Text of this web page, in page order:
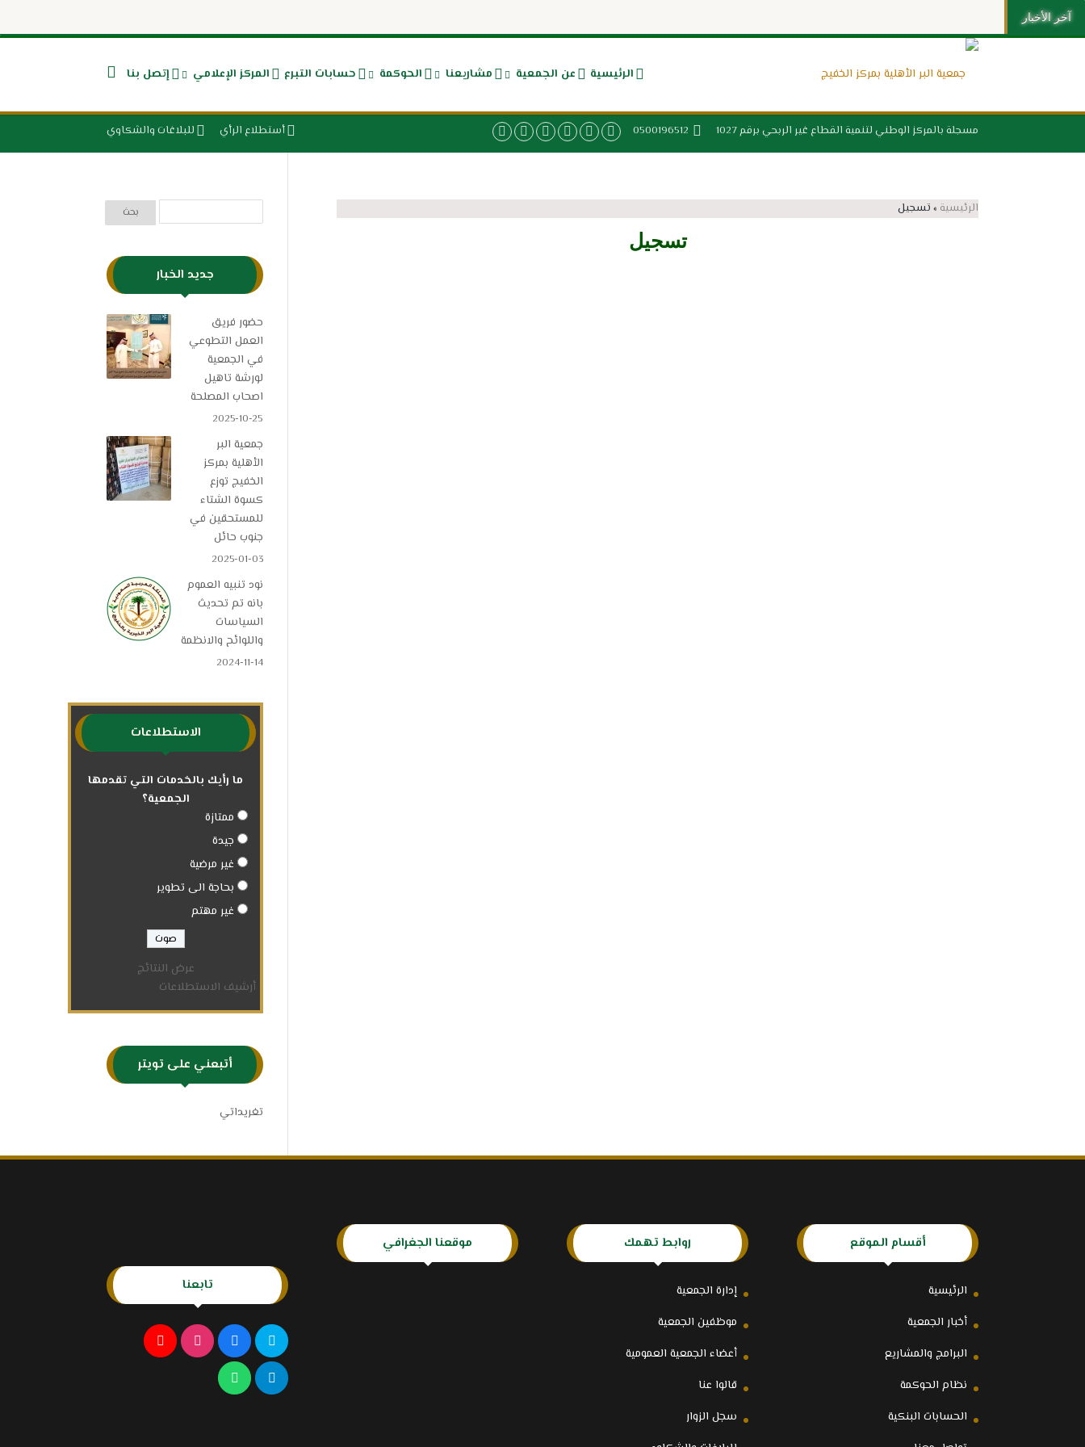
آخر الأخبار
الرئيسية عن الجمعية مشاريعنا الحوكمة حسابات التبرع المركز الإعلامي إتصل بنا
مسجلة بالمركز الوطني لتنمية القطاع غير الربحي برقم 1027 0500196512 أستطلاع الرأي للبلاغات والشكاوي
الرئيسية » تسجيل
تسجيل
جديد الخبار
حضور فريق
العمل التطوعي
في الجمعية
لورشة تاهيل
اصحاب المصلحة
2025-10-25
جمعية البر
الأهلية بمركز
الخفيج توزع
كسوة الشتاء
للمستحقين في
جنوب حائل
2025-01-03
نود تنبيه العموم
بانه تم تحديث
السياسات
واللوائح والانظمة
2024-11-14
الاستطلاعات
ما رأيك بالخدمات التي تقدمها
الجمعية؟
ممتازة
جيدة
غير مرضية
بحاجة الى تطوير
غير مهتم
عرض النتائج
أرشيف الاستطلاعات
أتبعني على تويتر
تغريداتي
أقسام الموقع
الرئيسية
أخبار الجمعية
البرامج والمشاريع
نظام الحوكمة
الحسابات البنكية
روابط تهمك
إدارة الجمعية
موظفين الجمعية
أعضاء الجمعية العمومية
قالوا عنا
سجل الزوار
موقعنا الجغرافي
تابعنا